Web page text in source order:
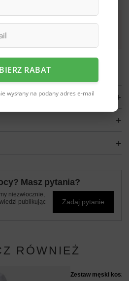
przy zamówieniu od70,00 złsą za
Masz pytania?
niezwłocznie,
publikując
Zadaj pytanie
RÓWNIEŻ
Zestaw męski
RABAT
wysłany na podany adres e-mail